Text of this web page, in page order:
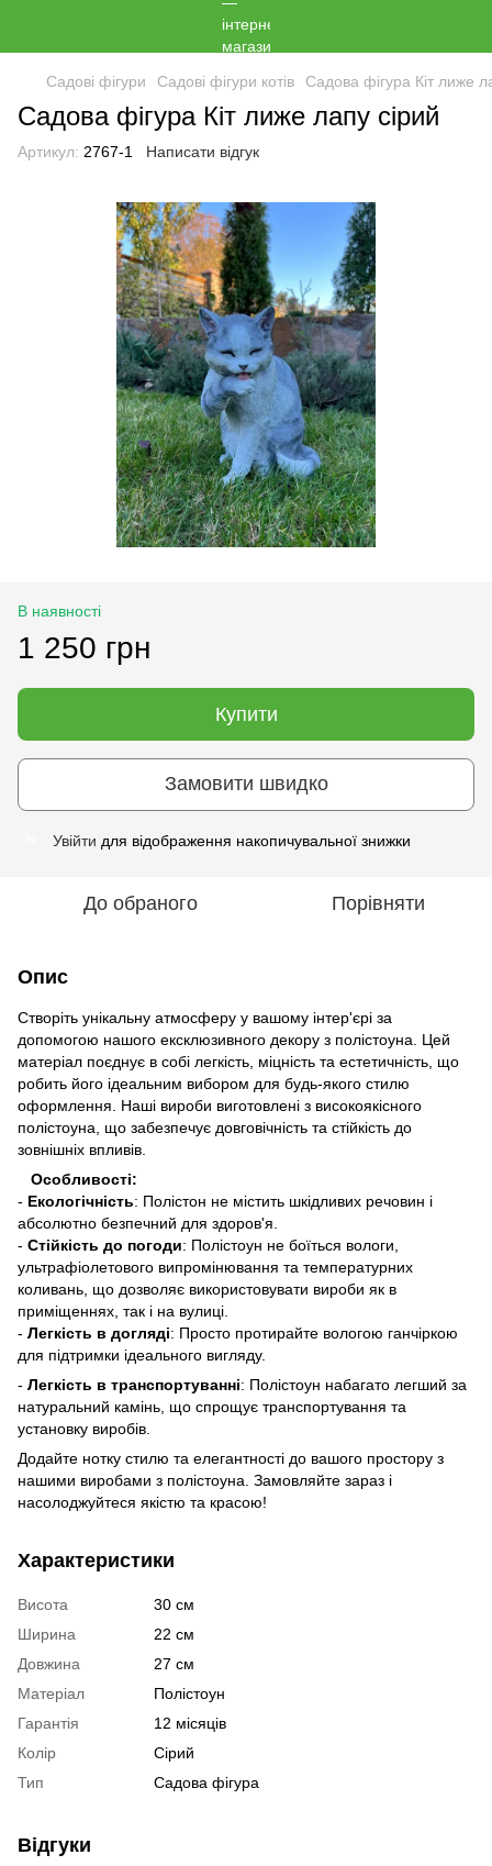
Садові фігури Садові фігури котів Садова фігура Кіт лиже
Садова фігура Кіт лиже лапу сірий
Артикул: 2767-1 Написати відгук
В наявності
1 250 грн
Купити
Замовити швидко
Увійти для відображення накопичувальної знижки
До обраного Порівняти
Опис
Створіть унікальну атмосферу у вашому інтер'єрі за
допомогою нашого ексклюзивного декору з полістоуна. Цей
матеріал поєднує в собі легкість, міцність та естетичність, що
робить його ідеальним вибором для будь-якого стилю
оформлення. Наші вироби виготовлені з високоякісного
полістоуна, що забезпечує довговічність та стійкість до
зовнішніх впливів.
Особливості:
- Екологічність: Полістон не містить шкідливих речовин і
абсолютно безпечний для здоров'я.
- Стійкість до погоди: Полістоун не боїться вологи,
ультрафіолетового випромінювання та температурних
коливань, що дозволяє використовувати вироби як в
приміщеннях, так і на вулиці.
- Легкість в догляді: Просто протирайте вологою ганчіркою
для підтримки ідеального вигляду.
- Легкість в транспортуванні: Полістоун набагато легший за
натуральний камінь, що спрощує транспортування та
установку виробів.
Додайте нотку стилю та елегантності до вашого простору з
нашими виробами з полістоуна. Замовляйте зараз і
насолоджуйтеся якістю та красою!
Характеристики
Висота
30 см
Ширина
22 см
Довжина
27 см
Матеріал
Полістоун
Гарантія
12 місяців
Колір
Сірий
Тип
Садова фігура
Відгуки